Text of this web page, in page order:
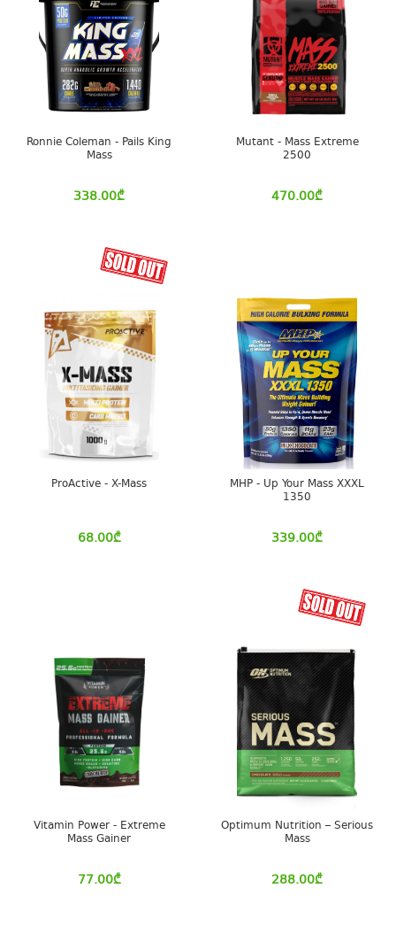
Ronnie Coleman - Pails King
Mass
338.00₾
Mutant - Mass Extreme
2500
470.00₾
ProActive - X-Mass
68.00₾
MHP - Up Your Mass XXXL
1350
339.00₾
Vitamin Power - Extreme
Mass Gainer
77.00₾
Optimum Nutrition – Serious
Mass
288.00₾